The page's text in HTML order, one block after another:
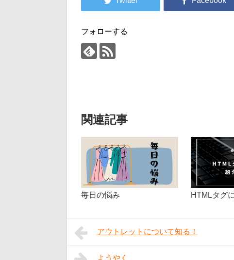
フォローする
関連記事
毎日の悩み HTMLタグ
アウトレットについて知る！
ようやく